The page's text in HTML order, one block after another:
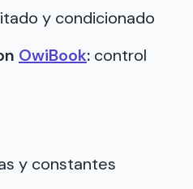
y condicionado
OwiBook: control
y constantes